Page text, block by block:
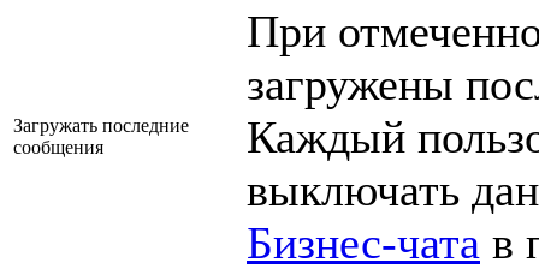
Загружать последние
сообщения
При
загружены
Каждый
выключать
Бизнес-чата в